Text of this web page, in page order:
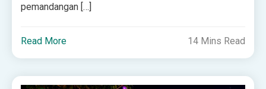
pemandangan […]
Read More 14 Mins Read